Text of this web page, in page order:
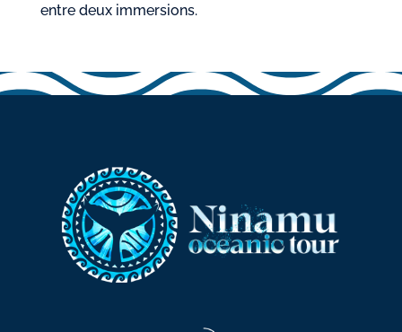
entre deux immersions.